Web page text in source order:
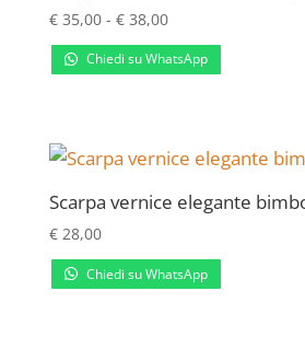
€35,00 - €38,00Fascia
di
prezzo:
€ 38,00
Chiedi su WhatsApp
Scarpa vernice elegante
€28,00
Chiedi su WhatsApp